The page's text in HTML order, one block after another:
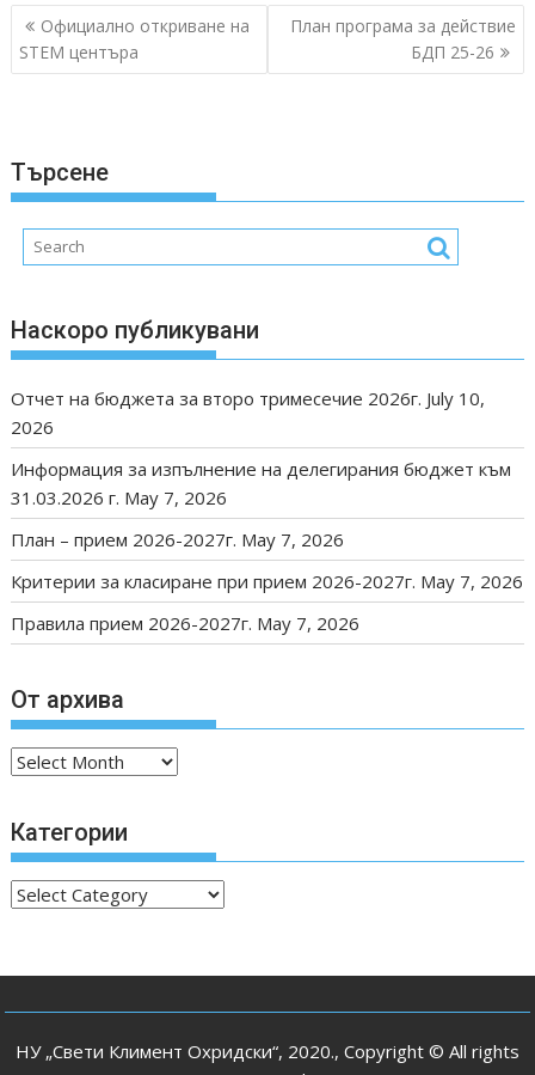
Post
navigation
Официално откриване на
STEM центъра
План програма за действие
БДП 25-26
Търсене
Наскоро публикувани
Отчет на бюджета за второ тримесечие 2026г. July 10,
2026
Информация за изпълнение на делегирания бюджет към
31.03.2026 г. May 7, 2026
План – прием 2026-2027г. May 7, 2026
Критерии за класиране при прием 2026-2027г. May 7, 2026
Правила прием 2026-2027г. May 7, 2026
От архива
От
Категории
Категории
НУ „Свети Климент Охридски“, 2020., Copyright © All rights